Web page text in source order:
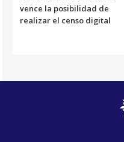
vence la posibilidad de
realizar el censo digital